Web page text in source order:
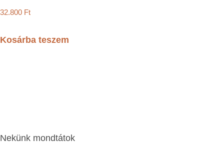
32.800 Ft
Kosárba teszem
Nekünk mondtátok